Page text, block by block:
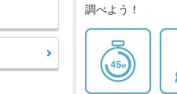
調べよう！